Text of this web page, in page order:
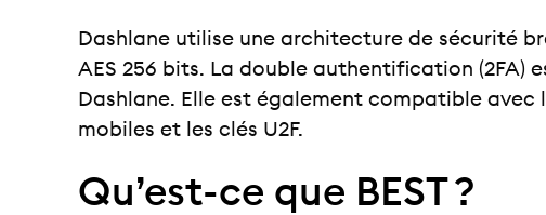
Dashlane utilise une architecture de sécurité
AES 256 bits. La double authentification (2FA)
Dashlane. Elle est également compatible
mobiles et les clés U2F.
Qu’est-ce que BEST ?